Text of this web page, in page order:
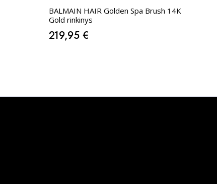
BALMAIN HAIR Golden Spa Brush 14K
Gold rinkinys
219,95€